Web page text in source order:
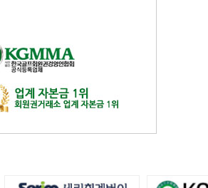
일반
주중가족
주중개인
일반 48700
주중(분2500)